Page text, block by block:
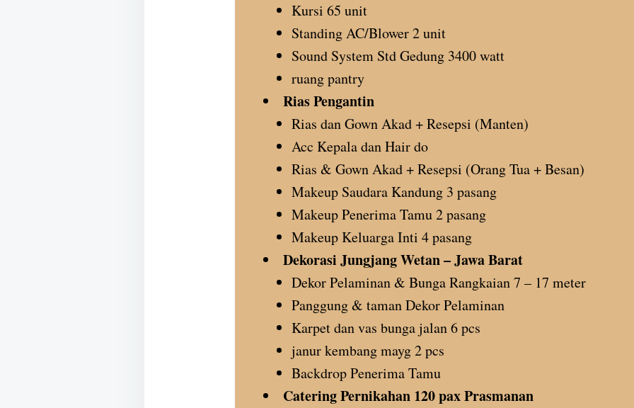
Kursi 65 unit
Standing AC/Blower 2 unit
Sound System Std Gedung 3400 watt
ruang pantry
Rias Pengantin
Rias dan Gown Akad + Resepsi (Manten)
Acc Kepala dan Hair do
Rias & Gown Akad + Resepsi (Orang Tua + Besan)
Makeup Saudara Kandung 3 pasang
Makeup Penerima Tamu 2 pasang
Makeup Keluarga Inti 4 pasang
Dekorasi Jungjang Wetan – Jawa Barat
Dekor Pelaminan & Bunga Rangkaian 7 – 17 meter
Panggung & taman Dekor Pelaminan
Karpet dan vas bunga jalan 6 pcs
janur kembang mayg 2 pcs
Backdrop Penerima Tamu
Catering Pernikahan 120 pax Prasmanan